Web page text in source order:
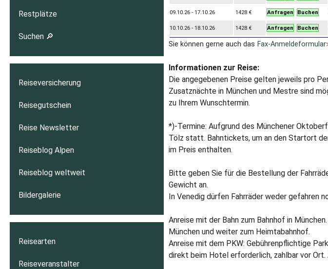
09.10.26 - 17.10.26 1428 € Anfragen Buchen
10.10.26 - 18.10.26 1428 € Anfragen Buchen
Sie können gerne auch das Fax-Anmeldeformular
Informationen zur Reise:
Die angegebenen Preise gelten jeweils pro
Zusatznächte in München und Mestre sind
zu Ihrem Wunschtermin.
*)-Termine: Aufgrund des Münchener
Tölz statt. Bahntickets, um an den Startort
im Preis enthalten.
Bitte geben Sie für die Bestellung der
Gewicht an.
In Venedig dürfen Fahrräder weder gefahren
Anreise mit der Bahn zum Bahnhof in
München und weiter zum Heimtabahnhof.
Anreise mit dem PKW: Gebührenpflichtige
direkt beim Hotel erforderlich, zahlbar vor
Restplätze
Suchen 🔎
Reiseversicherung
Reisegutschein
Reise Newsletter
Reiseblog Alpen
Reiseblog weltweit
Bildergalerie
Reisearten
Reiseveranstalter